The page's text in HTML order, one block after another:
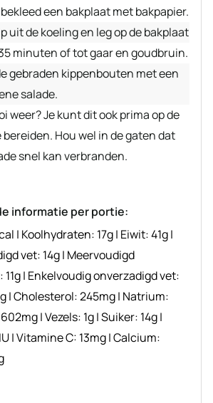
bekleed een bakplaat met bakpapier.
uit de koeling en leg op de bakplaat
minuten of tot gaar en goudbruin.
gebraden kippenbouten met een
salade.
weer? Je kunt dit ook prima op de
Hou wel in de gaten dat
snel kan verbranden.
informatie per portie:
| Koolhydraten: 17g| Eiwit:41g|
vet: 14g| Meervoudigd
11g| Enkelvoudig onverzadigd vet:
g|Cholesterol:245mg| Natrium:
602mg|Vezels: 1g|Suiker: 14g|
IU|Vitamine C: 13mg|Calcium: